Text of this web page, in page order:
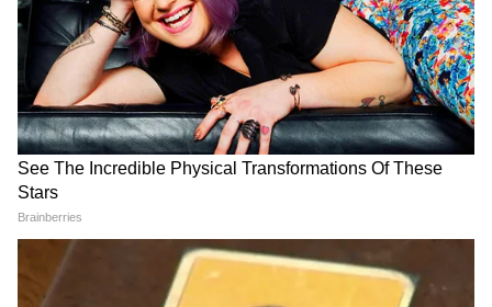
ব্যাঙ্কের সঙ্গে আধার লিঙ্ক না থাকলে মিলবে না
টাকা।
6
8